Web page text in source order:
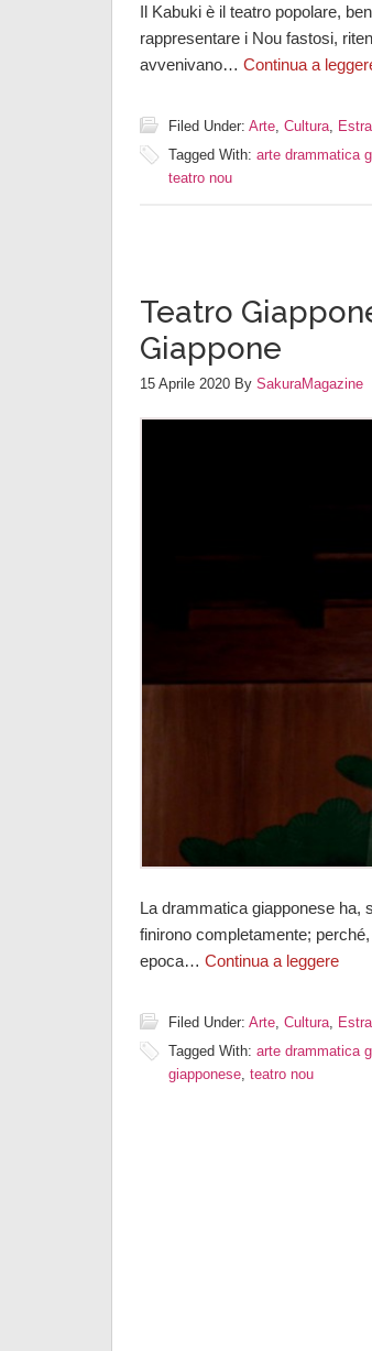
Il Kabuki è il teatro popolare,
rappresentare i Nou fastosi,
avvenivano… Continua a
Filed Under: Arte Cultura
Tagged With: arte drammatica
teatro nou
Teatro
Giappone
15 Aprile 2020 By SakuraMagazine
La drammatica giapponese ha,
finirono completamente;
epoca… Continua a leggere
Filed Under: Arte, Cultura,
Tagged With: arte drammatica
giapponese, teatro nou